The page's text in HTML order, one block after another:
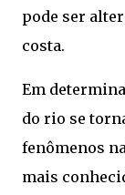
pode ser
costa.
Em
do rio se
fenômenos
mais